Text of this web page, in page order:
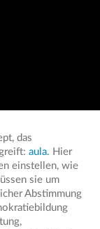
das
aula. Hier
einstellen, wie
sie um
Abstimmung